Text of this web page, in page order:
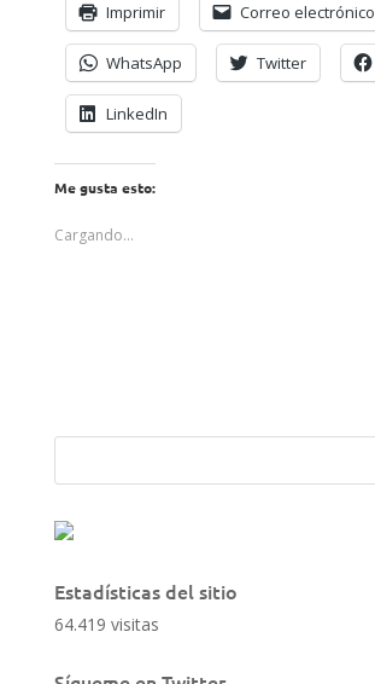
Imprimir Correo electrónico
WhatsApp Twitter
LinkedIn
Me gusta esto:
Cargando...
Estadísticas del sitio
64.419 visitas